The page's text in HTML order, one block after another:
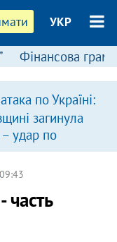
УКР
Фінансова
по Україні:
загинула
– удар по